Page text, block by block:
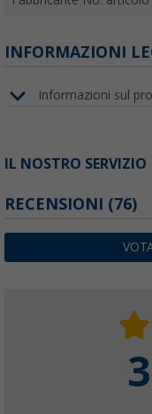
INFORMAZIONI
Informazioni sul
IL NOSTRO SERVIZIO
RECENSIONI (76)